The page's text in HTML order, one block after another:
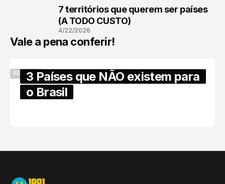
7 territórios que querem ser países
(A TODO CUSTO)
4/22/2026
Vale a pena conferir!
RECENTES3 Países que NÃO existem para
o Brasil